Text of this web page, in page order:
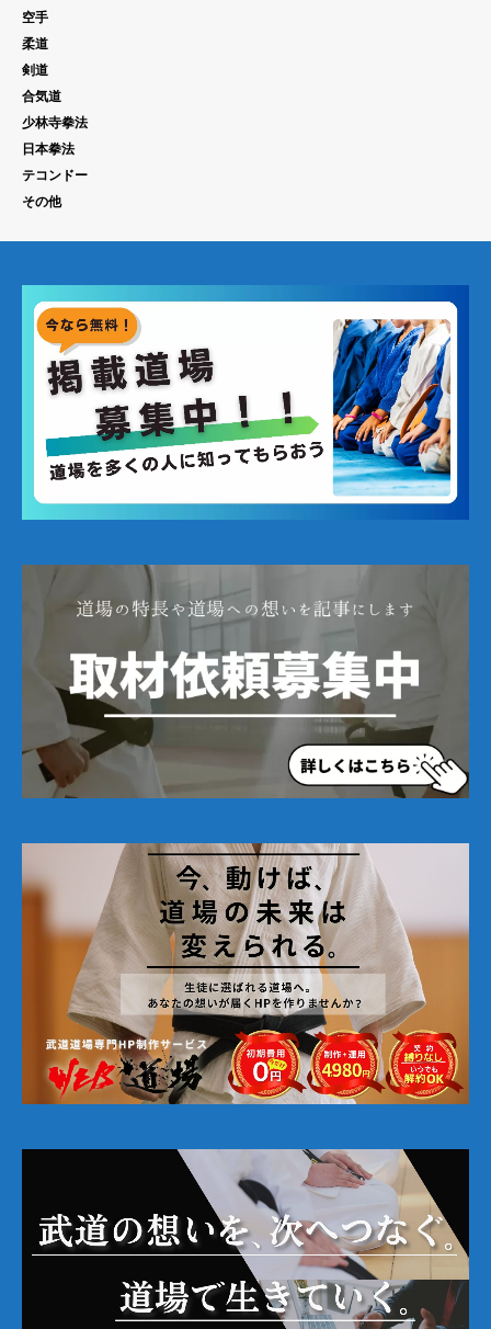
空手
柔道
剣道
合気道
少林寺拳法
日本拳法
テコンドー
その他